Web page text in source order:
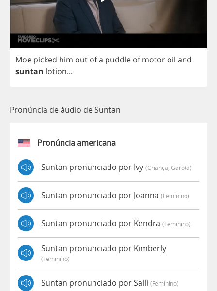
Moe picked him out ofa puddle of motor oil and
suntan lotion...
Pronúncia de áudio de Suntan
Pronúncia americana
Suntan pronunciado por Ivy (criança, Garota)
Suntan pronunciado por Joanna (feminino)
Suntan pronunciado por Kendra (feminino)
Suntan pronunciado por Kimberly
(feminino)
Suntan pronunciado por Salli (feminino)